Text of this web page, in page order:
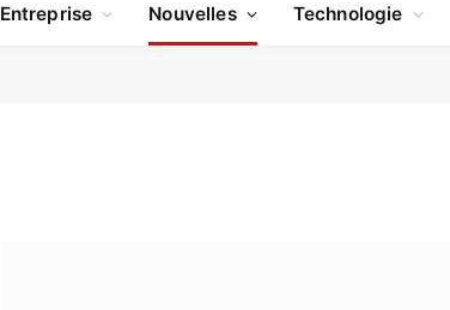
Entreprise Nouvelles Technologie